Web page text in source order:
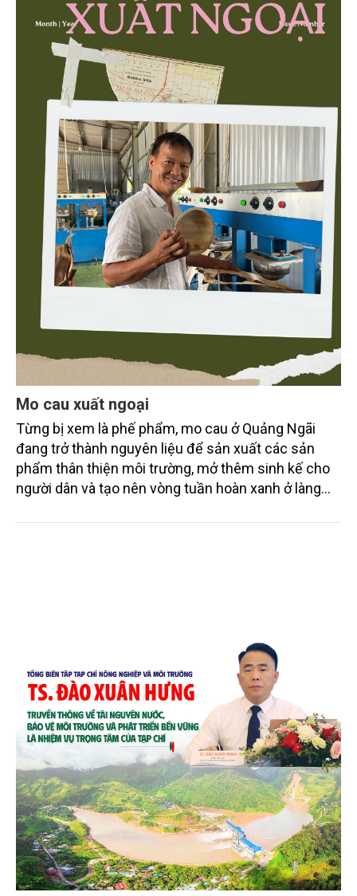
Mo cau xuất ngoại
Từng bị xem là phế phẩm, mo cau ở Quảng Ngãi
đang trở thành nguyên liệu để sản xuất các sản
phẩm thân thiện môi trường, mở thêm sinh kế cho
người dân và tạo nên vòng tuần hoàn xanh ở làng
chén, dĩa... từ mo cau đã được thị trường trong nước